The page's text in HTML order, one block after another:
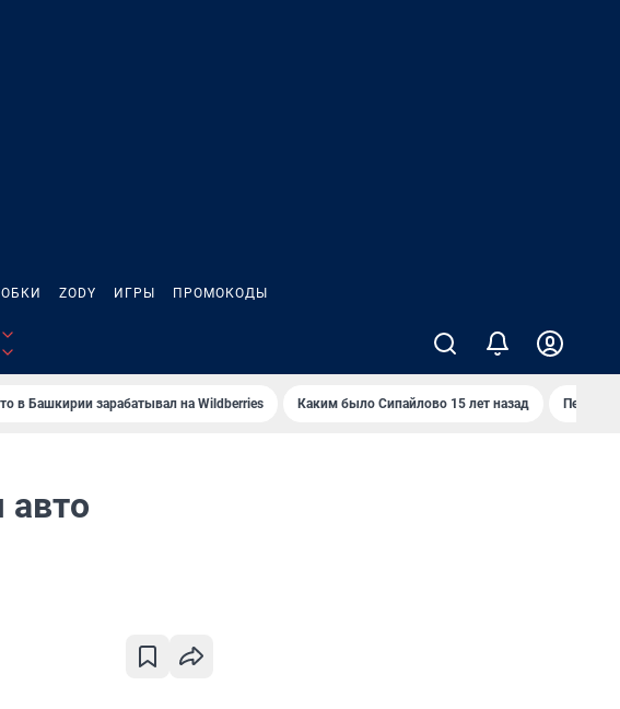
ZODY ИГРЫ ПРОМОКОДЫ
в Башкирии зарабатывал на Wildberries Каким было Сипайлово 15 лет назад
авто